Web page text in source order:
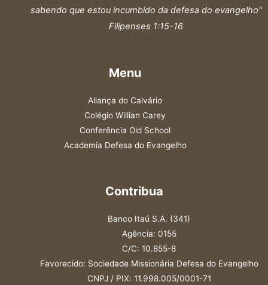
sabendo que estou incumbido da defesa do evangelho"
Filipenses 1:15-16
Menu
Aliança do Calvário
Colégio Willian Carey
Conferência Old School
Academia Defesa do Evangelho
Contribua
Banco Itaú S.A. (341)
Agência: 0155
C/C: 10.855-8
Favorecido: Sociedade Missionária Defesa do Evangelho
CNPJ / PIX: 11.998.005/0001-71